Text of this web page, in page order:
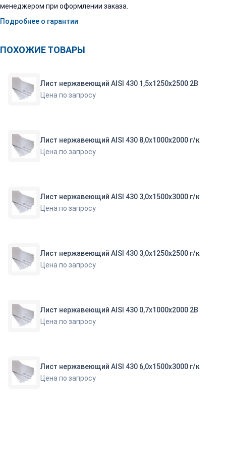
менеджером при оформлении заказа.
Подробнее о гарантии
ПОХОЖИЕ ТОВАРЫ
Лист нержавеющий AISI 430 1,5х1250х2500 2B
Цена по запросу
Лист нержавеющий AISI 430 8,0х1000х2000 г/к
Цена по запросу
Лист нержавеющий AISI 430 3,0х1500х3000 г/к
Цена по запросу
Лист нержавеющий AISI 430 3,0х1250х2500 г/к
Цена по запросу
Лист нержавеющий AISI 430 0,7х1000х2000 2B
Цена по запросу
Лист нержавеющий AISI 430 6,0х1500х3000 г/к
Цена по запросу